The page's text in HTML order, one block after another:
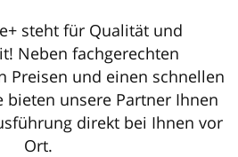
steht für Qualität und
Neben fachgerechten
Preisen und einen schnellen
bieten unsere Partner Ihnen
direkt bei Ihnen vor
Ort.